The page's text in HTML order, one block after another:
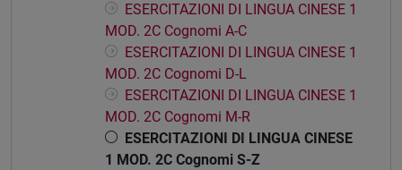
ESERCITAZIONI DI LINGUA CINESE 1
MOD. 2C Cognomi A-C
ESERCITAZIONI DI LINGUA CINESE 1
MOD. 2C Cognomi D-L
ESERCITAZIONI DI LINGUA CINESE 1
MOD. 2C Cognomi M-R
ESERCITAZIONI DI LINGUA CINESE
1 MOD. 2C Cognomi S-Z